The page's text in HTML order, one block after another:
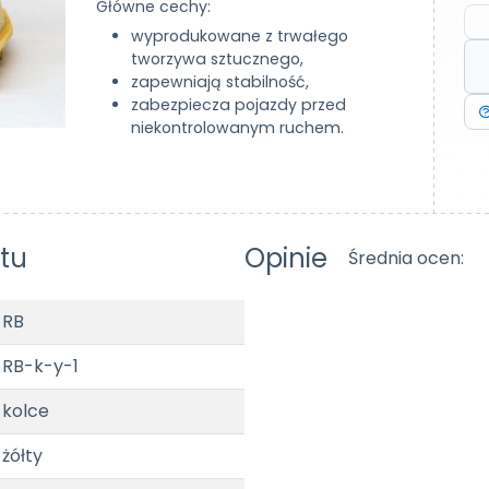
Główne cechy:
wyprodukowane z trwałego
tworzywa sztucznego,
zapewniają stabilność,
zabezpiecza pojazdy przed
niekontrolowanym ruchem.
RB
RB-k-y-1
kolce
żółty
Opinie Średnia ocen: